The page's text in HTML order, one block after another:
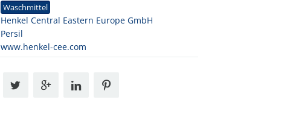
Waschmittel
Henkel Central Eastern Europe GmbH
Persil
www.henkel-cee.com